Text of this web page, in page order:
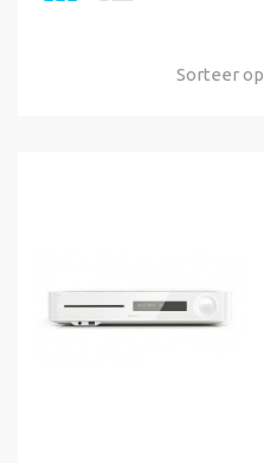
Sorteer op